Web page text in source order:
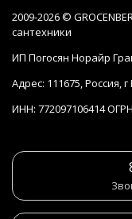
2009-2026 ©
сантехники
ИП Погосян Норайр
Адрес: 111675, Россия,
ИНН: 772097106414